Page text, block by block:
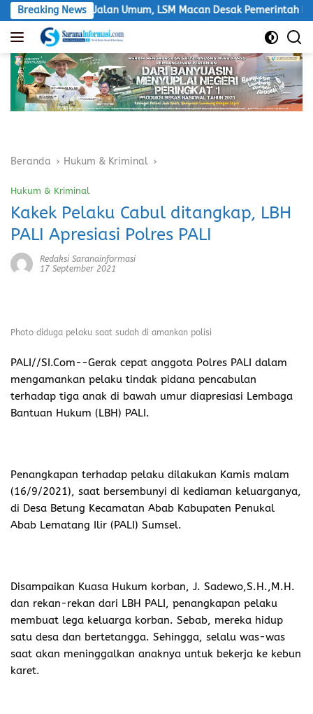
Langsung
ke
konten
Breaking News
Lintasi Jalan Umum, LSM Macan Desak Pemerintah Bertindak
Beranda Hukum & Kriminal
Hukum & Kriminal
Kakek Pelaku Cabul ditangkap, LBH
PALI Apresiasi Polres PALI
Redaksi Saranainformasi
17 September 2021
Photo diduga pelaku saat sudah di amankan polisi
PALI//SI.Com- -Gerak cepat anggota Polres PALI dalam
mengamankan pelaku tindak pidana pencabulan
terhadap tiga anak di bawah umur diapresiasi Lembaga
Bantuan Hukum (LBH) PALI.
Penangkapan terhadap pelaku dilakukan Kamis malam
(16/9/2021), saat bersembunyi di kediaman keluarganya,
di Desa Betung Kecamatan Abab Kabupaten Penukal
Abab Lematang Ilir (PALI) Sumsel.
Disampaikan Kuasa Hukum korban, J. Sadewo,S.H.,M.H.
dan rekan-rekan dari LBH PALI, penangkapan pelaku
membuat lega keluarga korban. Sebab, mereka hidup
satu desa dan bertetangga. Sehingga, selalu was-was
saat akan meninggalkan anaknya untuk bekerja ke kebun
karet.